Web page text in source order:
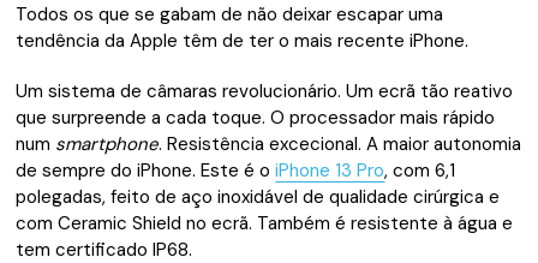
Todos os que se gabam de não deixar escapar uma
tendência da Apple têm de ter o mais recente iPhone.
Um sistema de câmaras revolucionário. Um ecrã tão reativo
que surpreende a cada toque. O processador mais rápido
num smartphone. Resistência excecional. A maior autonomia
de sempre do iPhone. Este é oiPhone 13 Pro, com 6,1
polegadas, feito de aço inoxidável de qualidade cirúrgica e
com Ceramic Shield no ecrã. Também é resistente à água e
tem certificado IP68.